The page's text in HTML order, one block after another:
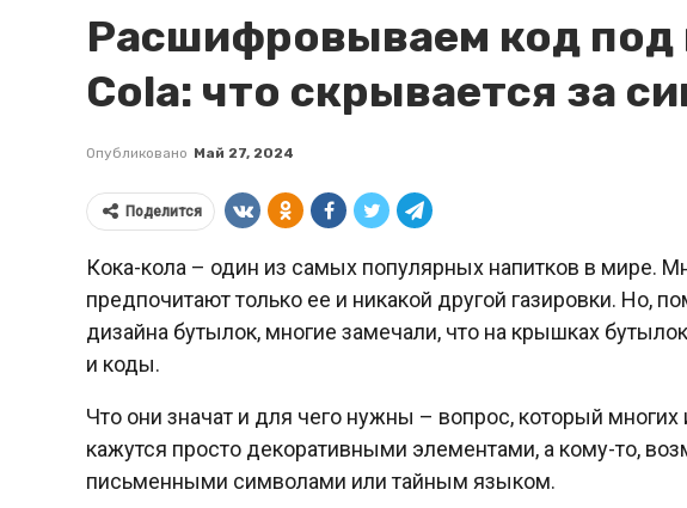
Расшифровываем код
Cola: что скрывается за
Опубликовано Май 27, 2024
Поделится
Кока-кола – один из самых популярных напитков в мире.
предпочитают только ее и никакой другой газировки. Но,
дизайна бутылок, многие замечали, что на крышках
и коды.
Что они значат и для чего нужны – вопрос, который
кажутся просто декоративными элементами, а кому-то,
письменными символами или тайным языком.